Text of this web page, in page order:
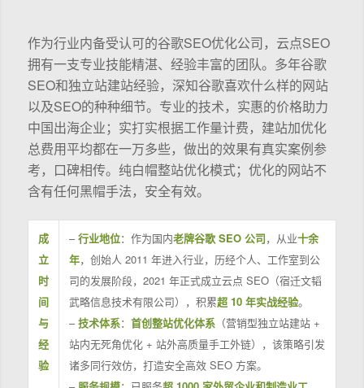
作为行业内备受认可的谷歌SEO优化公司，云点SEO
拥有一支专业技能精湛、经验丰富的团队。多年谷歌
SEO和独立站建站经验，深知谷歌喜欢什么样的网站
以及SEO的种种细节。专业的技术，实惠的价格助力
中国出海企业；实打实根据工作量计费，建站加优化
总费用平均都在一万多些，做出的效果有真实案例参
考，口碑相传。纯白帽整站优化模式；优化的网站不
含有任何黑帽手法，安全有效。
成
立
时
间
与
经
验
–行业地位：作为国内老牌谷歌 SEO 公司，从业十余
年，创始人 2011 年进入行业，历经个人、工作室到公
司的发展阶段，2021 年正式成立云点 SEO（宿迁文韬
武略信息技术有限公司），积累超 10 年实战经验。
–技术体系： 首创整站优化体系（营销型独立站建站 +
站内无死角优化 + 站外高质量手工外链），该策略引发
诸多同行效仿，打造安全高效 SEO 方案。